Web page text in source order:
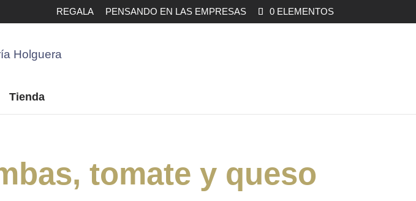
REGALA PENSANDO EN LAS EMPRESAS 0 ELEMENTOS
Tienda
tomate y queso